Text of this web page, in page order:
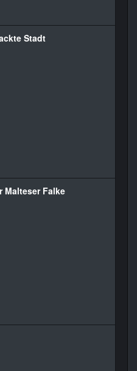
Stadt
Malteser Falke